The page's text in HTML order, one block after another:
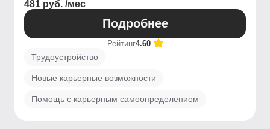
481 руб. /мес
Подробнее
Рейтинг4.60
Трудоустройство
Новые карьерные возможности
Помощь с карьерным самоопределением